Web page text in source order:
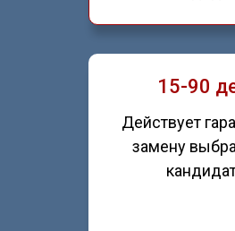
15-90
Действует
замену